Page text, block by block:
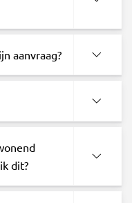
aanvraag?
dit?